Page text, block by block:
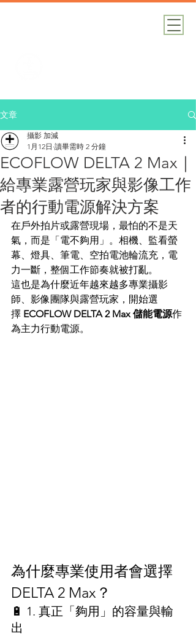
文章
ECOFLOW DELTA 2 Max｜
給專業露營玩家與影像工作
者的行動電源解決方案
攝影 加減
1月12日 讀畢需時 2 分鐘
在戶外拍片或露營現場，最怕的不是天
氣，而是「電不夠用」。相機、監看螢
幕、燈具、筆電、空拍電池輪流充，電
力一斷，整個工作節奏就被打亂。
這也是為什麼近年越來越多專業攝影
師、影像團隊與露營玩家，開始選
擇 ECOFLOW DELTA 2 Max 儲能電源作
為主力行動電源。
為什麼專業使用者會選擇
DELTA 2 Max？
🔋 1. 真正「夠用」的容量與輸
出